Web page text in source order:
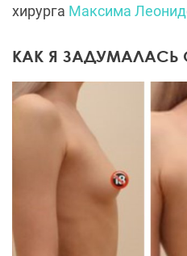
хирурга Максима
КАК Я ЗАДУМАЛАСЬ